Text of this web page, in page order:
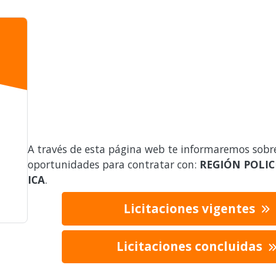
A través de esta página web te informaremos
oportunidades para contratar con: REGIÓN
ICA.
Licitaciones vigentes
Licitaciones concluidas